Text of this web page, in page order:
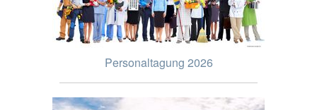
Personaltagung 2026